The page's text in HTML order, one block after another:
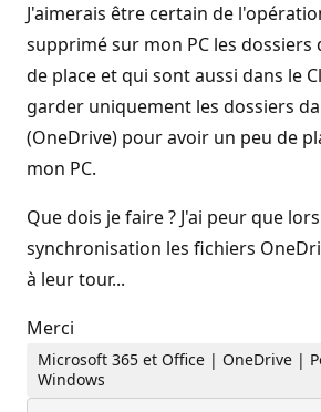
J'aimerais être certain de
supprimé sur mon PC les
de place et qui sont aussi dans le
garder uniquement les dossiers
(OneDrive) pour avoir un peu de
mon PC.
Que dois je faire ? J'ai peur que
synchronisation les fichiers
à leur tour...
Merci
Microsoft 365 et Office | OneDrive |
Windows